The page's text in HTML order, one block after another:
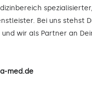
spezialisierter,
Bei uns stehst
wir als Partner an
med.de